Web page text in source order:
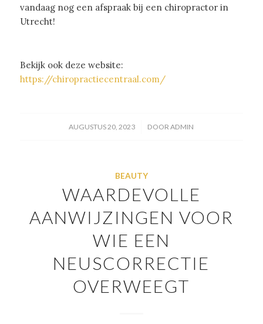
vandaag nog een afspraak bij een chiropractor in
Utrecht!
Bekijk ook deze website:
https://chiropractiecentraal.com/
AUGUSTUS 20, 2023
/ DOORADMIN
BEAUTY
WAARDEVOLLE
AANWIJZINGEN VOOR
WIE EEN
NEUSCORRECTIE
OVERWEEGT